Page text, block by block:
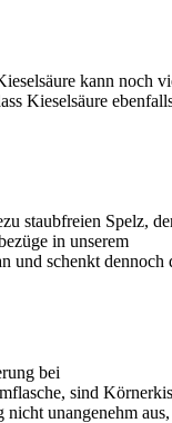
kann noch
Kieselsäure
staubfreien Spelz,
in unserem
und schenkt dennoch
bei
sind
unangenehm aus,